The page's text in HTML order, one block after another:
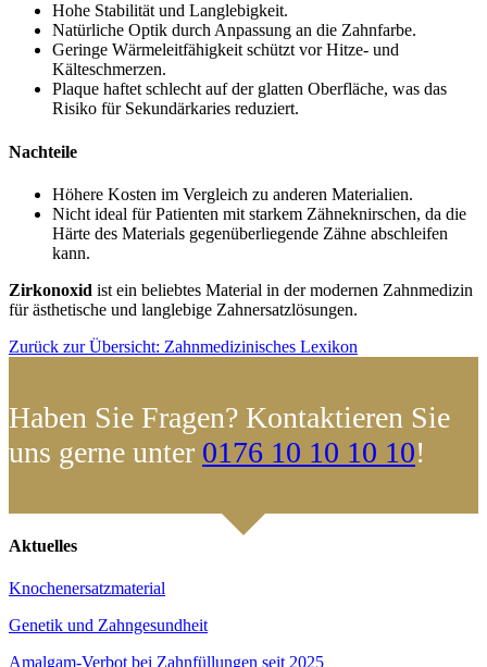
Hohe Stabilität und Langlebigkeit.
Natürliche Optik durch Anpassung an die Zahnfarbe.
Geringe Wärmeleitfähigkeit schützt vor Hitze- und
Kälteschmerzen.
Plaque haftet schlecht auf der glatten Oberfläche, was das
Risiko für Sekundärkaries reduziert.
Nachteile
Höhere Kosten im Vergleich zu anderen Materialien.
Nicht ideal für Patienten mit starkem Zähneknirschen, da die
Härte des Materials gegenüberliegende Zähne abschleifen
kann.
Zirkonoxid ist ein beliebtes Material in der modernen Zahnmedizin
für ästhetische und langlebige Zahnersatzlösungen.
Zurück zur Übersicht: Zahnmedizinisches Lexikon
Haben Sie Fragen? Kontaktieren Sie
uns gerne unter 0176 10 10 10 10!
Aktuelles
Knochenersatzmaterial
Genetik und Zahngesundheit
Amalgam-Verbot bei Zahnfüllungen seit 2025